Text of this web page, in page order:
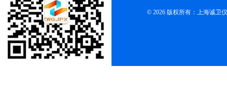
© 2026 版权所有：上海诚卫